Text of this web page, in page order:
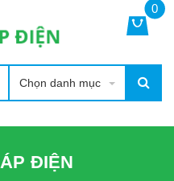
Chọn danh mục
0
ĐIỆN